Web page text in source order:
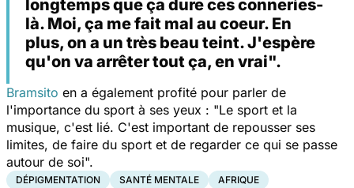
longtemps que ça dure ces conneries-
là. Moi, ça me fait mal au coeur. En
plus, on a un très beau teint. J'espère
qu'on va arrêter tout ça, en vrai".
Bramsito en a également profité pour parler de
l'importance du sport à ses yeux : "Le sport et la
musique, c'est lié. C'est important de repousser ses
limites, de faire du sport et de regarder ce qui se passe
autour de soi".
DÉPIGMENTATION SANTÉ MENTALE AFRIQUE